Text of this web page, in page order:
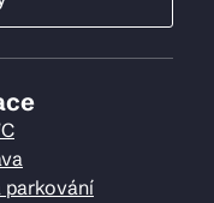
parkování